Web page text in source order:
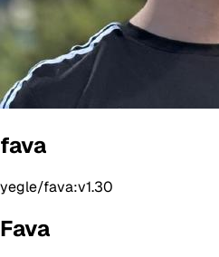
fava
yegle/fava:v1.30
Fava